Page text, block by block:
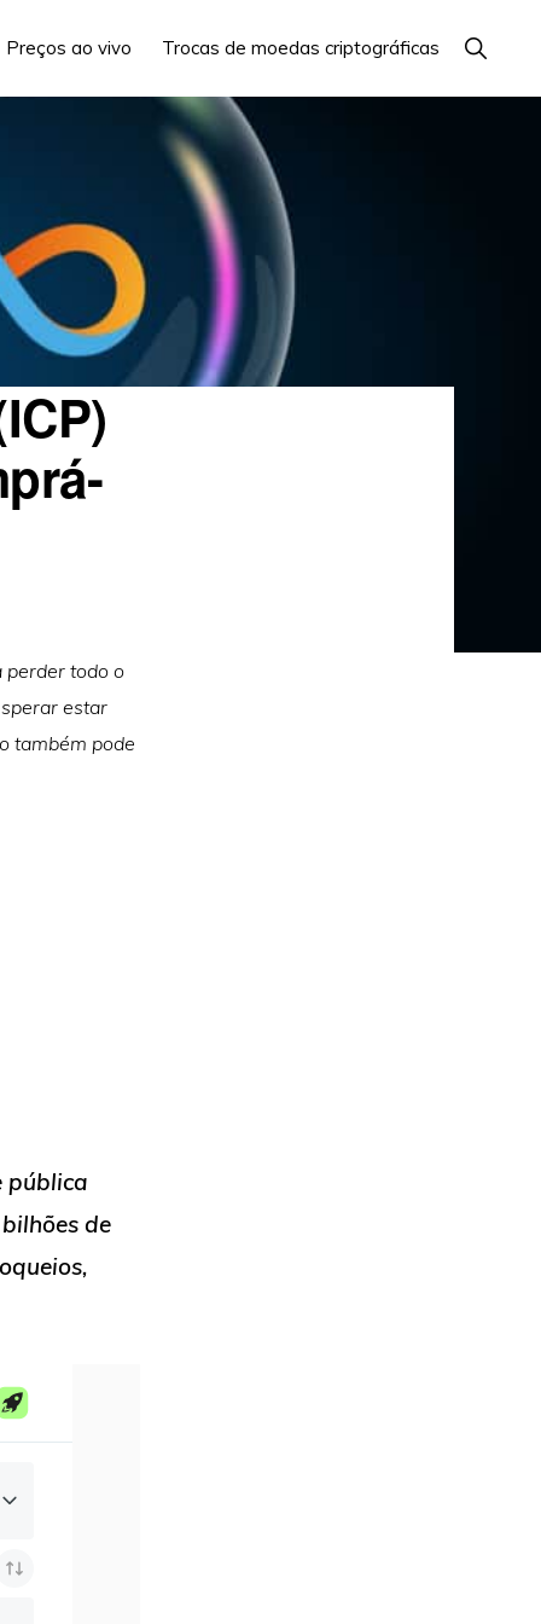
Preços ao vivo Trocas de moedas criptográficas Mostrar
Busca
perder todo o
estar
também pode
pública
de